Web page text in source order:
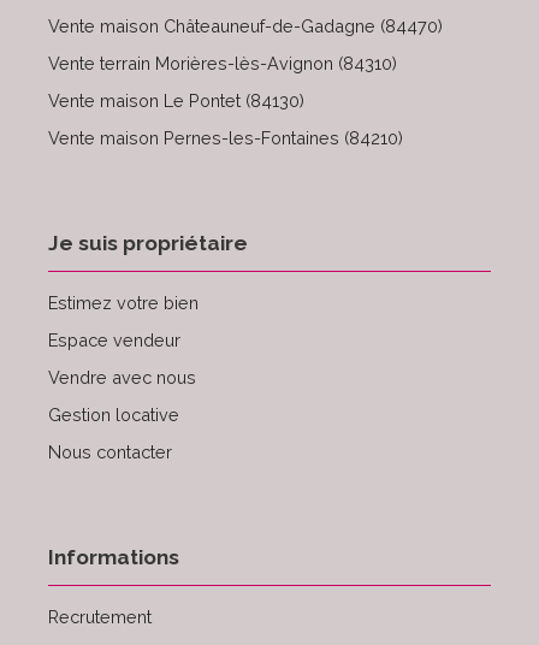
Vente maison Châteauneuf-de-Gadagne (84470)
Vente terrain Morières-lès-Avignon (84310)
Vente maison Le Pontet (84130)
Vente maison Pernes-les-Fontaines (84210)
Je suis propriétaire
Estimez votre bien
Espace vendeur
Vendre avec nous
Gestion locative
Nous contacter
Informations
Recrutement